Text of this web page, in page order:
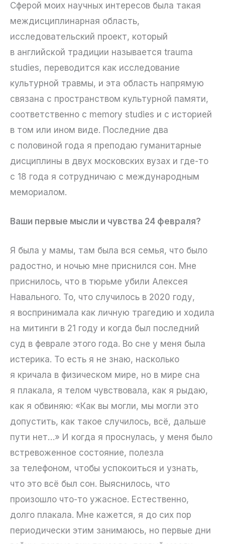
Сферой моих научных интересов была такая
междисциплинарная область,
исследовательский проект, который
в английской традиции называется trauma
studies, переводится как исследование
культурной травмы, и эта область напрямую
связана с пространством культурной памяти,
соответственно с memory studies и с историей
в том или ином виде. Последние два
с половиной года я преподаю гуманитарные
дисциплины в двух московских вузах и где-то
с 18 года я сотрудничаю с международным
мемориалом.
Ваши первые мысли и чувства 24 февраля?
Я была у мамы, там была вся семья, что было
радостно, и ночью мне приснился сон. Мне
приснилось, что в тюрьме убили Алексея
Навального. То, что случилось в 2020 году,
я воспринимала как личную трагедию и ходила
на митинги в 21 году и когда был последний
суд в феврале этого года. Во сне у меня была
истерика. То есть я не знаю, насколько
я кричала в физическом мире, но в мире сна
я плакала, я телом чувствовала, как я рыдаю,
как я обвиняю: «Как вы могли, мы могли это
допустить, как такое случилось, всё, дальше
пути нет…» И когда я проснулась, у меня было
встревоженное состояние, полезла
за телефоном, чтобы успокоиться и узнать,
что это всё был сон. Выяснилось, что
произошло что-то ужасное. Естественно,
долго плакала. Мне кажется, я до сих пор
периодически этим занимаюсь, но первые дни